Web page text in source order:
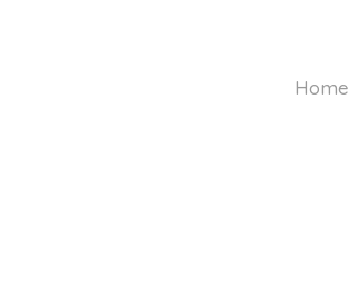
Home